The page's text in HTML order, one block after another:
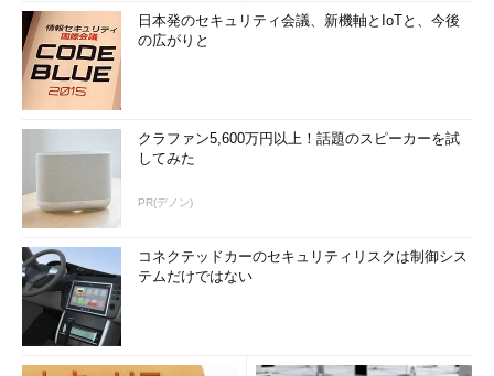
日本発のセキュリティ会議、新機軸とIoTと、今後
の広がりと
クラファン5,600万円以上！話題のスピーカーを試
してみた
PR(デノン)
コネクテッドカーのセキュリティリスクは制御シス
テムだけではない